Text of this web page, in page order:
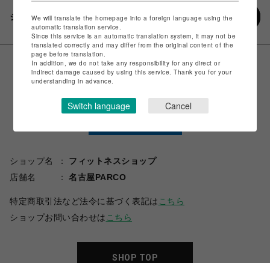
シェアする
ショップ名
フィットネスショップ
店舗名
名古屋PARCO
特定商取引法など法令に基づく表記は こちら
ショップお問い合わせは こちら
SHOP TOP
We will translate the homepage into a foreign language using the
automatic translation service.
Since this service is an automatic translation system, it may not be
translated correctly and may differ from the original content of the
page before translation.
In addition, we do not take any responsibility for any direct or
indirect damage caused by using this service. Thank you for your
understanding in advance.
Switch language Cancel